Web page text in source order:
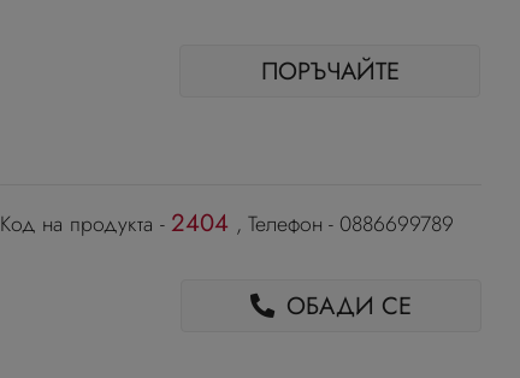
ПОРЪЧАЙТЕ
Код на продукта - 2404 , Телефон - 0886699789
ОБАДИ СЕ